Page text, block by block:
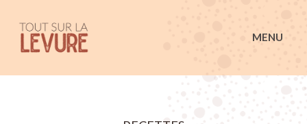
MENU